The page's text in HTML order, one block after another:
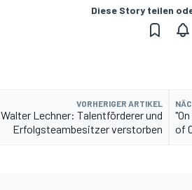
Diese Story teilen
VORHERIGER ARTIKEL
Walter Lechner: Talentförderer und
Erfolgsteambesitzer verstorben
of